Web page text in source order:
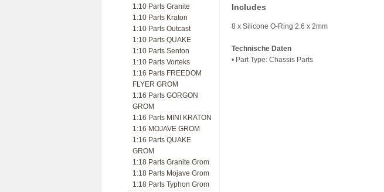
1:10 Parts Granite
1:10 Parts Kraton
1:10 Parts Outcast
1:10 Parts QUAKE
1:10 Parts Senton
1:10 Parts Vorteks
1:16 Parts FREEDOM
FLYER GROM
1:16 Parts GORGON
GROM
1:16 Parts MINI KRATON
1:16 MOJAVE GROM
1:16 Parts QUAKE
GROM
1:18 Parts Granite Grom
1:18 Parts Mojave Grom
1:18 Parts Typhon Grom
Includes
8 x Silicone O-Ring 2.6 x 2mm
Technische Daten
• Part Type: Chassis Parts